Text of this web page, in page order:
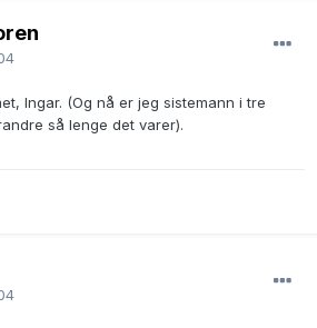
Ingar. (Og nå er jeg sistemann i tre
så lenge det varer).